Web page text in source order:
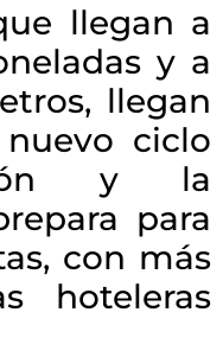
llegan a
y a
llegan
ciclo
y la
para
con más
hoteleras